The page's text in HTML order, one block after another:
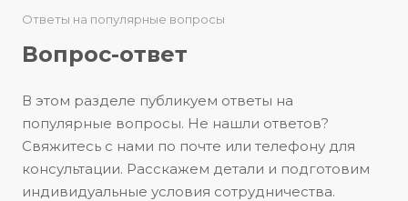
Ответы на популярные вопросы
Вопрос-ответ
В этом разделе публикуем ответы на
популярные вопросы. Не нашли ответов?
Свяжитесь с нами по почте или телефону для
консультации. Расскажем детали и подготовим
индивидуальные условия сотрудничества.